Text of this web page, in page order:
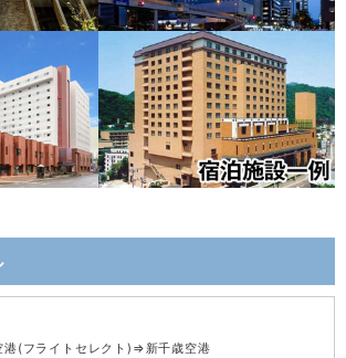
港(フライトセレクト)⇒新千歳空港